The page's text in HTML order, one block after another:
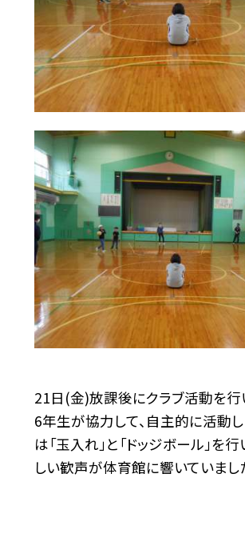
21日(金)放課後にクラブ活動を行
6年生が協力して、自主的に活動し
は「玉入れ」と「ドッジボール」を
しい歓声が体育館に響いていまし